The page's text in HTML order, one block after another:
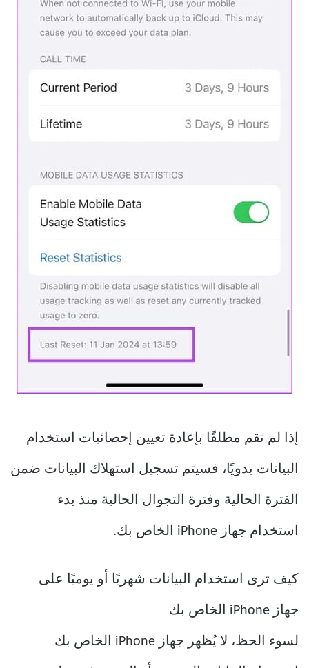
إذا لم تقم مطلقًا بإعادة تعيين إحصائيات استخدام
البيانات يدويًا، فسيتم تسجيل استهلاك البيانات ضمن
الفترة الحالية وفترة التجوال الحالية منذ بدء
استخدام جهاز iPhone الخاص بك.
كيف ترى استخدام البيانات شهريًا أو يوميًا على
جهاز iPhone الخاص بك
لسوء الحظ، لا يُظهر جهاز iPhone الخاص بك